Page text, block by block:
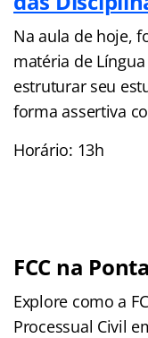
Na aula de hoje,
matéria de
estruturar seu
forma assertiva
Horário: 13h
FCC na
Explore como a
Processual Civil